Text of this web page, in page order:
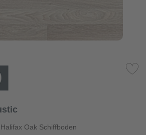
Oak Schiffboden